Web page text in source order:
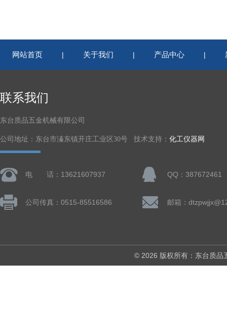
网站首页 | 关于我们 | 产品中心 |
联系我们
东台质品五金机械有限公司
公司地址：东台市溱东镇开庄工业区30号 技术支持： 化工仪器网
电 话：13621607937 QQ：387672461
公司传真：0515-85516586 邮箱：
© 2026 版权所有：东台质